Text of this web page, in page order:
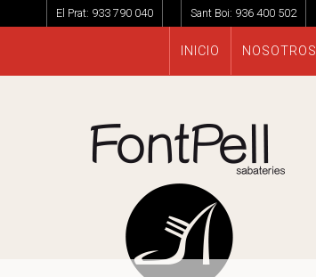
El Prat: 933 790 040 Sant Boi: 936 400 502
INICIO NOSOTROS